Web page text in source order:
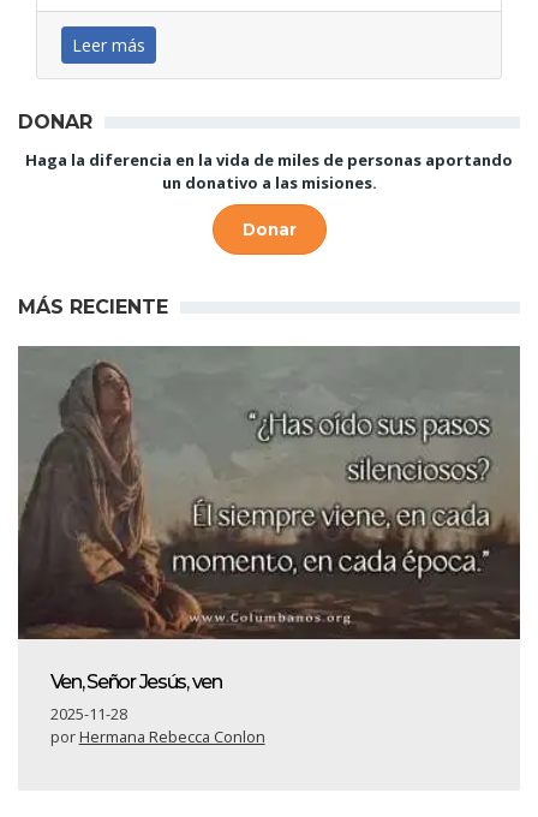
Leer más
DONAR
Haga la diferencia en la vida de miles de personas aportando
un donativo a las misiones.
Donar
MÁS RECIENTE
Ven, Señor Jesús, ven
2025-11-28
porHermana Rebecca Conlon